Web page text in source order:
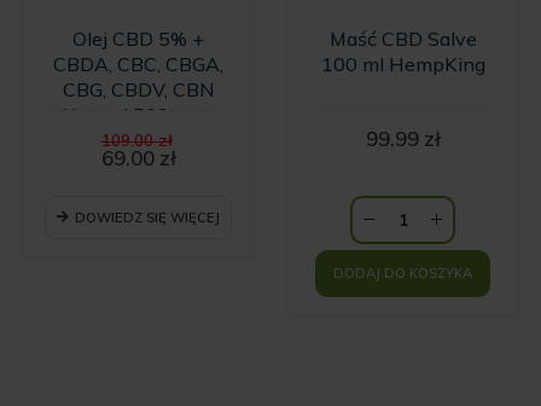
Olej CBD 5% +
CBDA, CBC, CBGA,
CBG, CBDV, CBN
Natural 500 mg -
10ml
109.00 zł
wynosiła:
69.00zł
Aktualna
wynosi:
69.00 zł.
DOWIEDZ SIĘ WIĘCEJ
Maść CBD Salve
100 ml HempKing
99.99 zł
DODAJ DO KOSZYKA